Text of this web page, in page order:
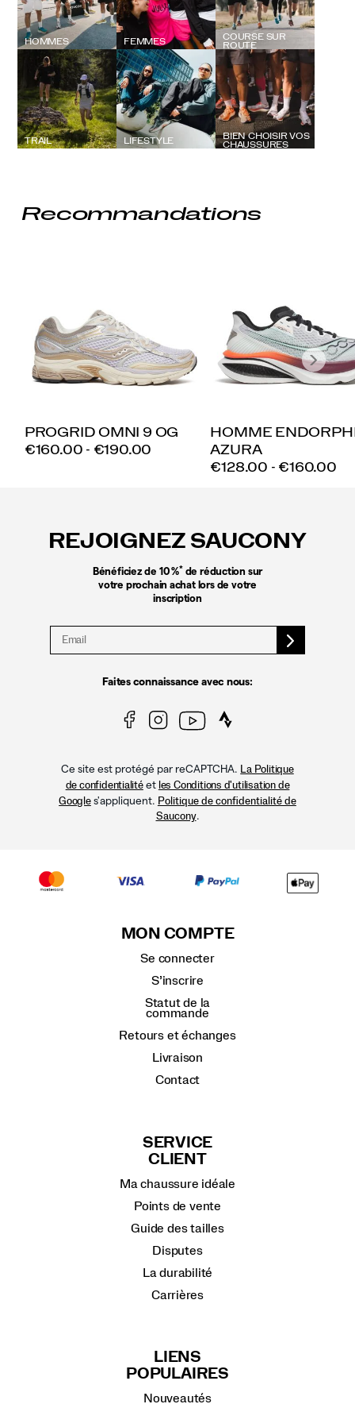
HOMMES FEMMES
COURSE SUR
ROUTE
TRAIL LIFESTYLE
BIEN CHOISIR VOS
CHAUSSURES
Recommandations
PROGRID OMNI 9 OG
PRICE
€160.00 - €190.00
HOMME
AZURA
PRICE
€128.00 - €160.00
REJOIGNEZ SAUCONY
Bénéficiez de 10 %*de réduction sur
votre prochain achat lors de votre
inscription
Faites connaissance avec nous:
Ce site est protégé par reCAPTCHA. La Politique
de confidentialitéet les Conditions d'utilisation de
Googles'appliquent. Politique de confidentialité de
Saucony.
MON COMPTE
Se connecter
S’inscrire
Statut de la
commande
Retours et échanges
Livraison
Contact
SERVICE
CLIENT
Ma chaussure idéale
Points de vente
Guide des tailles
Disputes
La durabilité
Carrières
LIENS
POPULAIRES
Nouveautés